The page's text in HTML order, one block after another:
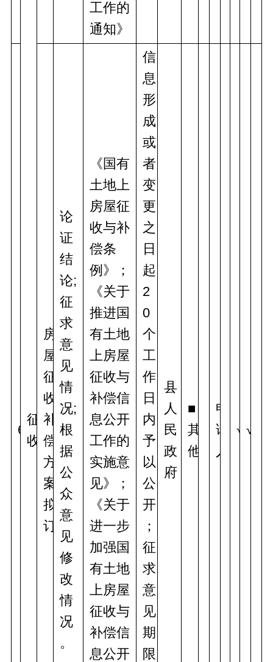
征
收
工作的
通知》
6
房
屋
征
收
补
偿
方
案
拟
订
论
证
结
论;
征
求
意
见
情
况;
根
据
公
众
意
见
修
改
情
况
。
《国有
土地上
房屋征
收与补
偿条
例》；
《关于
推进国
有土地
上房屋
征收与
补偿信
息公开
工作的
实施意
见》；
《关于
进一步
加强国
有土地
上房屋
征收与
补偿信
息公开
信
息
形
成
或
者
变
更
之
日
起
2
0
个
工
作
日
内
予
以
公
开
；
征
求
意
见
期
限
县
人
民
政
府
■
其
他
申
请
人
√ √